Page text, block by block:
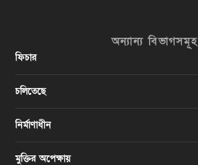
অন্যান্য বিভাগসমূহ
ফিচার
চলিতেছে
নির্মাণাধীন
মুক্তির অপেক্ষায়